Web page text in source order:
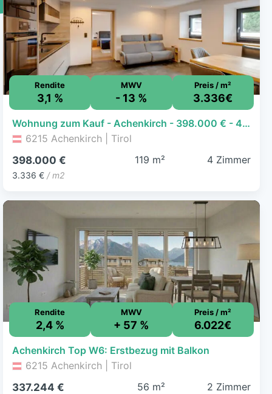
Rendite
3,1 %
MWV
- 13 %
Preis / m²
3.336€
Wohnung zum Kauf - Achenkirch - 398.000 € - 4 Zimmer, 119,3 m², EG
6215 Achenkirch | Tirol
398.000 €
3.336 € / m2
119 m² 4 Zimmer
Rendite
2,4 %
MWV
+ 57 %
Preis / m²
6.022€
Achenkirch Top W6: Erstbezug mit Balkon
6215 Achenkirch | Tirol
337.244 €
56 m² 2 Zimmer